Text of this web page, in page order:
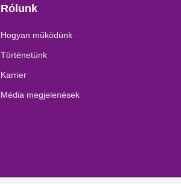
Rólunk
Hogyan működünk
Történetünk
Karrier
Média megjelenések